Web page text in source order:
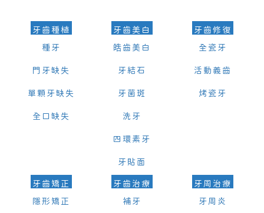
牙齒種植
種牙
門牙缺失
單顆牙缺失
全口缺失
牙齒美白
皓齒美白
牙結石
牙菌斑
洗牙
四環素牙
牙貼面
牙齒修復
全瓷牙
活動義齒
烤瓷牙
牙齒矯正
隱形矯正
牙齒治療
補牙
牙周治療
牙周炎